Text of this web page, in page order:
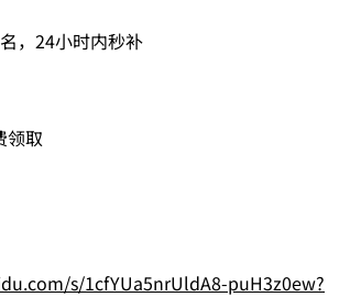
，24小时内秒补
领取
s/1cfYUa5nrUldA8-puH3z0ew?